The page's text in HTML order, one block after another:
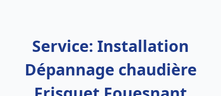
Service: Installation
Dépannage chaudière